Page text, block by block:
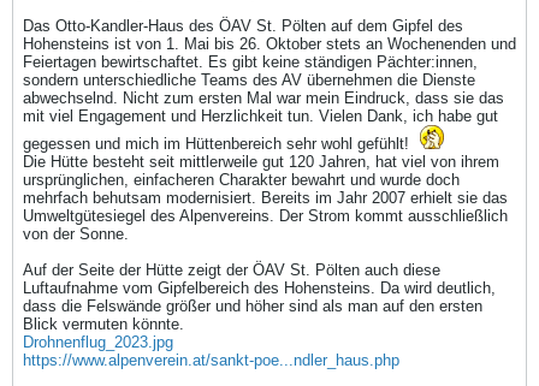
Das Otto-Kandler-Haus des ÖAV St. Pölten auf dem Gipfel des
Hohensteins ist von 1. Mai bis 26. Oktober stets an Wochenenden und
Feiertagen bewirtschaftet. Es gibt keine ständigen Pächter:innen,
sondern unterschiedliche Teams des AV übernehmen die Dienste
abwechselnd. Nicht zum ersten Mal war mein Eindruck, dass sie das
mit viel Engagement und Herzlichkeit tun. Vielen Dank, ich habe gut
gegessen und mich im Hüttenbereich sehr wohl gefühlt!
Die Hütte besteht seit mittlerweile gut 120 Jahren, hat viel von ihrem
ursprünglichen, einfacheren Charakter bewahrt und wurde doch
mehrfach behutsam modernisiert. Bereits im Jahr 2007 erhielt sie das
Umweltgütesiegel des Alpenvereins. Der Strom kommt ausschließlich
von der Sonne.
Auf der Seite der Hütte zeigt der ÖAV St. Pölten auch diese
Luftaufnahme vom Gipfelbereich des Hohensteins. Da wird deutlich,
dass die Felswände größer und höher sind als man auf den ersten
Blick vermuten könnte.
Drohnenflug_2023.jpg
https://www.alpenverein.at/sankt-poe...ndler_haus.php